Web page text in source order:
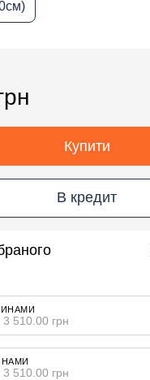
Купити
В кредит
3 510.00 грн
3 510.00 грн